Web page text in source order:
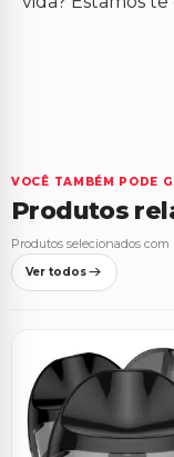
VOCÊ TAMBÉM PODE
Produtos
Produtos selecionados
Ver todos